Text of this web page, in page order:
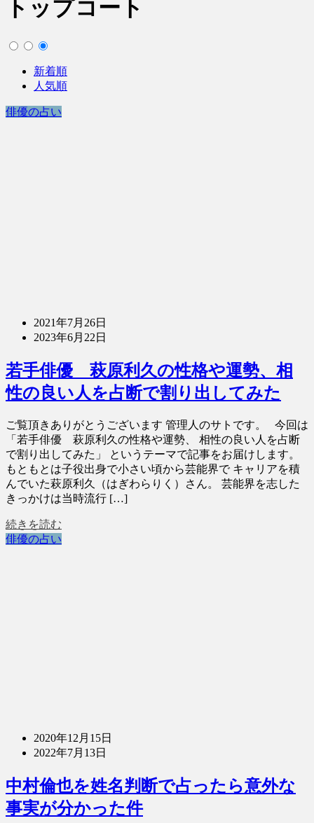
トップコート
新着順
人気順
俳優の占い
2021年7月26日
2023年6月22日
若手俳優 萩原利久の性格や運勢、相
性の良い人を占断で割り出してみた
ご覧頂きありがとうございます 管理人のサトです。 今回は
「若手俳優 萩原利久の性格や運勢、 相性の良い人を占断
で割り出してみた」 というテーマで記事をお届けします。
もともとは子役出身で小さい頃から芸能界で キャリアを積
んでいた萩原利久（はぎわらりく）さん。 芸能界を志した
きっかけは当時流行 […]
続きを読む
俳優の占い
2020年12月15日
2022年7月13日
中村倫也を姓名判断で占ったら意外な
事実が分かった件